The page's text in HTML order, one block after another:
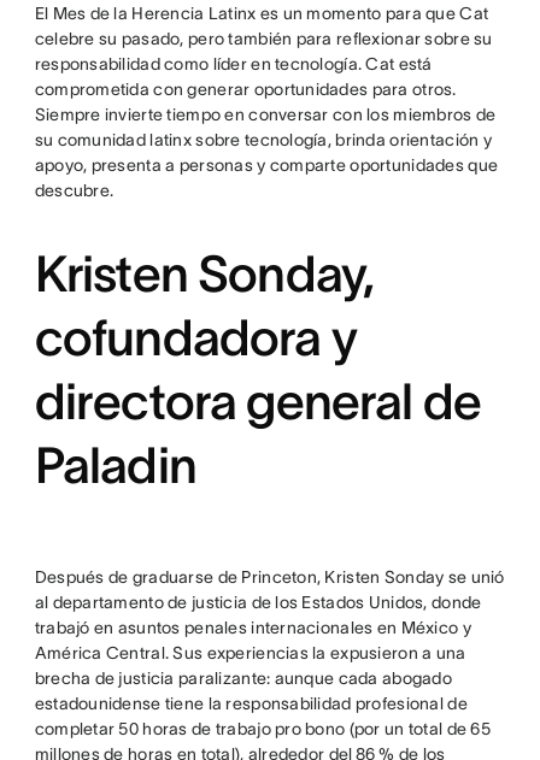
El Mes de la Herencia Latinx es un momento para que Cat
celebre su pasado, pero también para reflexionar sobre su
responsabilidad como líder en tecnología. Cat está
comprometida con generar oportunidades para otros.
Siempre invierte tiempo en conversar con los miembros de
su comunidad latinx sobre tecnología, brinda orientación y
apoyo, presenta a personas y comparte oportunidades que
descubre.
Kristen Sonday,
cofundadora y
directora general de
Paladin
Después de graduarse de Princeton, Kristen Sonday se unió
al departamento de justicia de los Estados Unidos, donde
trabajó en asuntos penales internacionales en México y
América Central. Sus experiencias la expusieron a una
brecha de justicia paralizante: aunque cada abogado
estadounidense tiene la responsabilidad profesional de
completar 50 horas de trabajo pro bono (por un total de 65
millones de horas en total), alrededor del86 % de los